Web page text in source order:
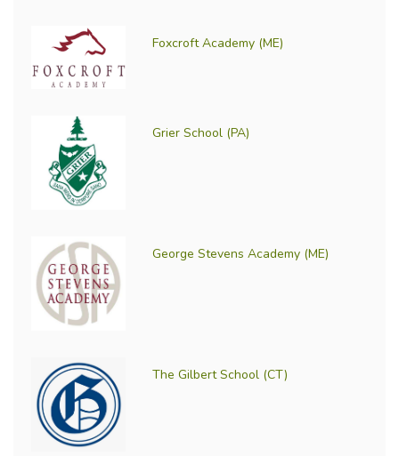
Foxcroft Academy (ME)
Grier School (PA)
George Stevens Academy (ME)
The Gilbert School (CT)